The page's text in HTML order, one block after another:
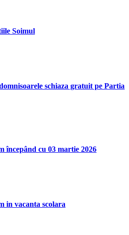
Soimul
schiaza gratuit pe Partia
începând cu 03 martie 2026
in vacanta scolara